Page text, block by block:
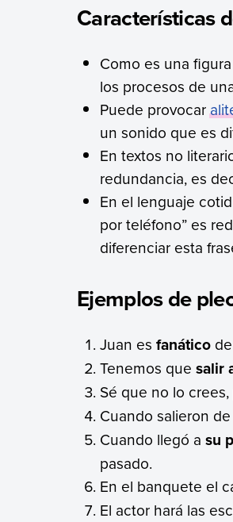
Características
Como es una
los procesos de
Puede provocar
un sonido que es
En textos no
redundancia, es
En el lenguaje
por teléfono” es
diferenciar esta
Ejemplos de
Juan esfanático
Tenemos quesalir
Sé que no lo
Cuando salieron
Cuando llegó asu
pasado.
En el banquete el
El actor hará las